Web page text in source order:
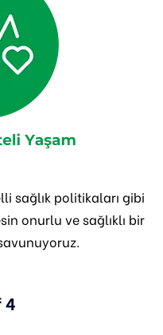
sağlık politikaları gibi
onurlu ve sağlıklı bir
4